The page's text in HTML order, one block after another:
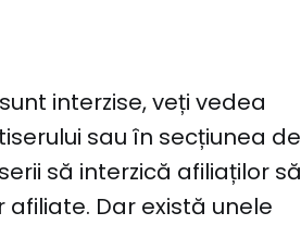
interzise, veți vedea
sau în secțiunea de
să interzică afiliaților să
Dar există unele